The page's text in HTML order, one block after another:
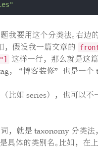
我要用这个分类法。右
，假设我一篇文章的
这样一行，那么就是这
，
“博客装修” 也是一个
比如 series），也可以不
，就是 taxonomy 分类法
具体的类别名。比如，在